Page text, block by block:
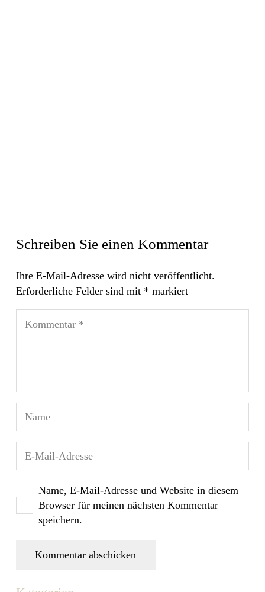
Schreiben Sie einen Kommentar
Ihre E-Mail-Adresse wird nicht veröffentlicht.
Erforderliche Felder sind mit * markiert
Name, E-Mail-Adresse und Website in diesem
Browser für meinen nächsten Kommentar
speichern.
Kommentar abschicken